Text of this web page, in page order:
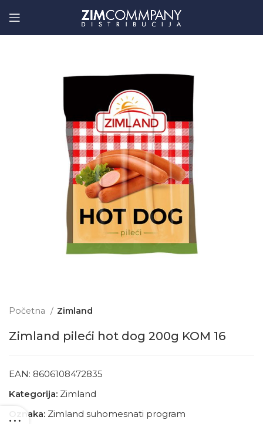
Početna Zimland
Zimland pileći hot dog 200g KOM 16
EAN: 8606108472835
Kategorija: Zimland
Oznaka: Zimland suhomesnati program